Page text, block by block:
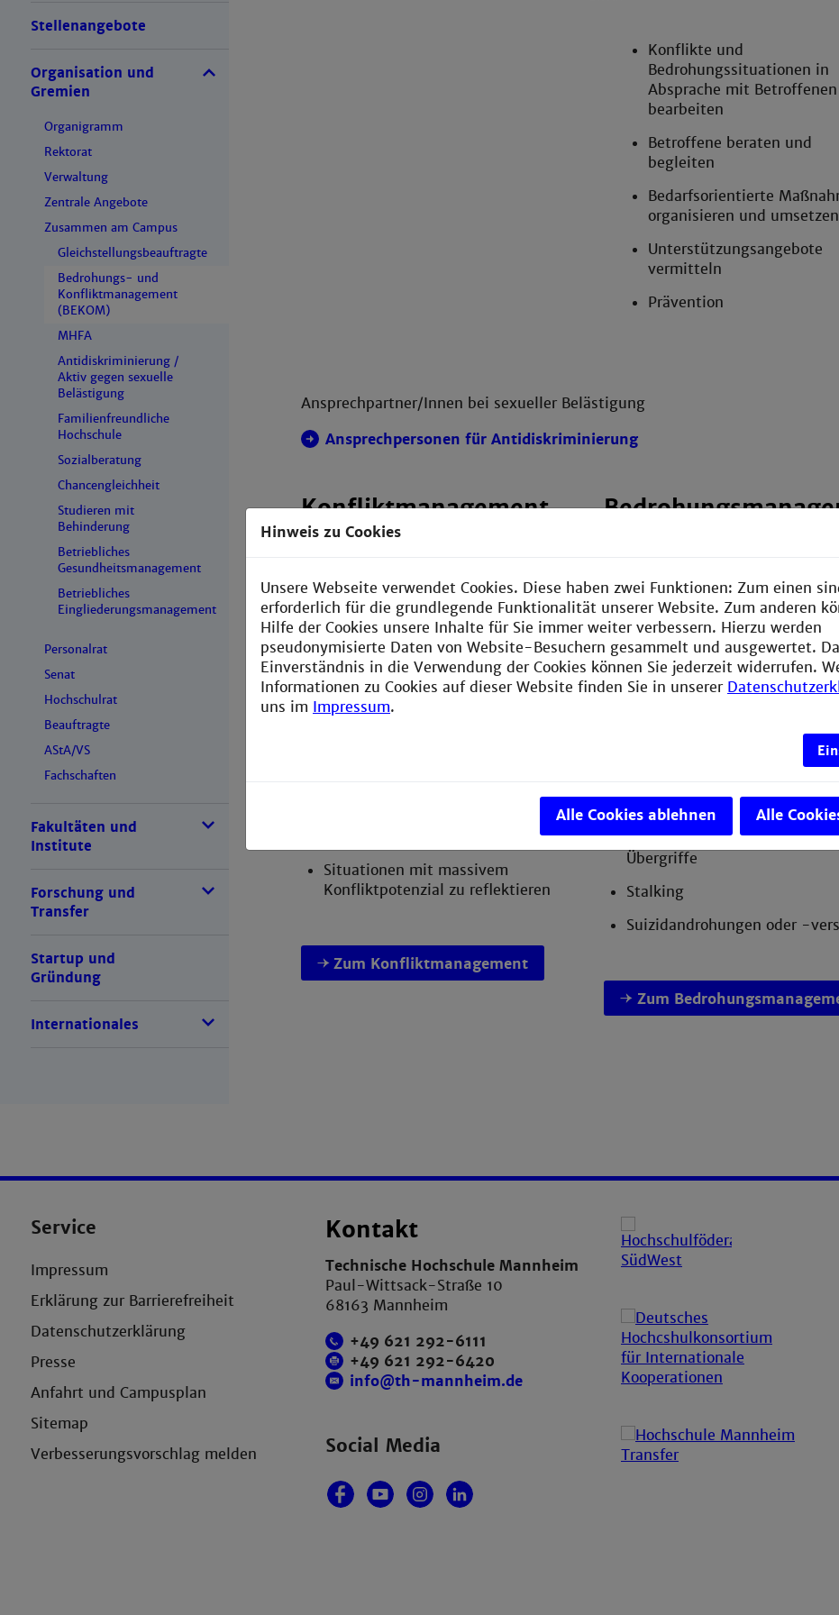
Stellenangebote
Organisation und
Gremien
Organigramm
Rektorat
Verwaltung
Zentrale Angebote
Zusammen am Campus
Gleichstellungsbeauftragte
Bedrohungs- und
Konfliktmanagement
(BEKOM)
MHFA
Antidiskriminierung /
Aktiv gegen sexuelle
Belästigung
Familienfreundliche
Hochschule
Sozialberatung
Chancengleichheit
Studieren mit
Behinderung
Betriebliches
Gesundheitsmanagement
Betriebliches
Eingliederungsmanagement
Personalrat
Senat
Hochschulrat
Beauftragte
AStA/VS
Fachschaften
Fakultäten und
Institute
Forschung und
Transfer
Startup und
Gründung
Internationales
Konflikte und
Bedrohungssituationen in
Absprache mit Betroffenen
bearbeiten
Betroffene beraten und
begleiten
Bedarfsorientierte
organisieren und umsetzen
Unterstützungsangebote
vermitteln
Prävention
Ansprechpartner/Innen bei sexueller Belästigung
Ansprechpersonen für Antidiskriminierung
Konfliktmanagement
sind oft belastend. Gleichzeitig bieten
sie die Chance zur
(Weiter-)Entwicklung, persönlich als
auch beruflich.
Es lohnt sich, Konflikte zu bearbeiten
und gemeinsam Lösungen zu suchen.
Manchmal braucht es dazu
Konflikte produktiv zu bearbeiten
Situationen mit massivem
Konfliktpotenzial zu reflektieren
Zum Konfliktmanagement
folgenden oder ein anderes
bedrohliches Verhalten
oder diesem selbst ausgesetzt
Jede Form körperlicher Gewalt
Gewaltandrohung (egal ob
Mitbringen oder Zeigen von
Gewaltphantasien
Sexuelle Belästigungen und
Übergriffe
Stalking
Suizidandrohungen oder -
Zum
Service
Impressum
Erklärung zur Barrierefreiheit
Datenschutzerklärung
Presse
Anfahrt und Campusplan
Sitemap
Verbesserungsvorschlag melden
Kontakt
Technische Hochschule Mannheim
Paul-Wittsack-Straße 10
68163 Mannheim
+49 621 292-6111
+49 621 292-6420
info@th-mannheim.de
Social Media
Hinweis zu Cookies
Unsere Webseite verwendet Cookies. Diese haben zwei Funktionen: Zum einen
erforderlich für die grundlegende Funktionalität unserer Website. Zum anderen
Hilfe der Cookies unsere Inhalte für Sie immer weiter verbessern. Hierzu werden
pseudonymisierte Daten von Website-Besuchern gesammelt und ausgewertet.
Einverständnis in die Verwendung der Cookies können Sie jederzeit widerrufen.
Informationen zu Cookies auf dieser Website finden Sie in unserer
uns im Impressum.
Alle Cookies ablehnen Alle